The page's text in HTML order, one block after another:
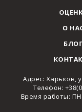
О
БЛОГ
Адрес: Харьков,
Телефон:
Время работы: